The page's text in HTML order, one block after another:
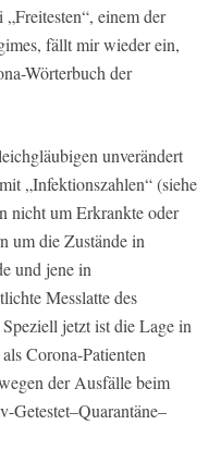
einem der
fällt mir wieder ein,
Wörterbuch der
unverändert
„Infektionszahlen“ (siehe
nicht um Erkrankte oder
um die Zustände in
und jene in
Messlatte des
jetzt ist die Lage in
Corona-Patienten
der Ausfälle beim
Getestet–Quarantäne–